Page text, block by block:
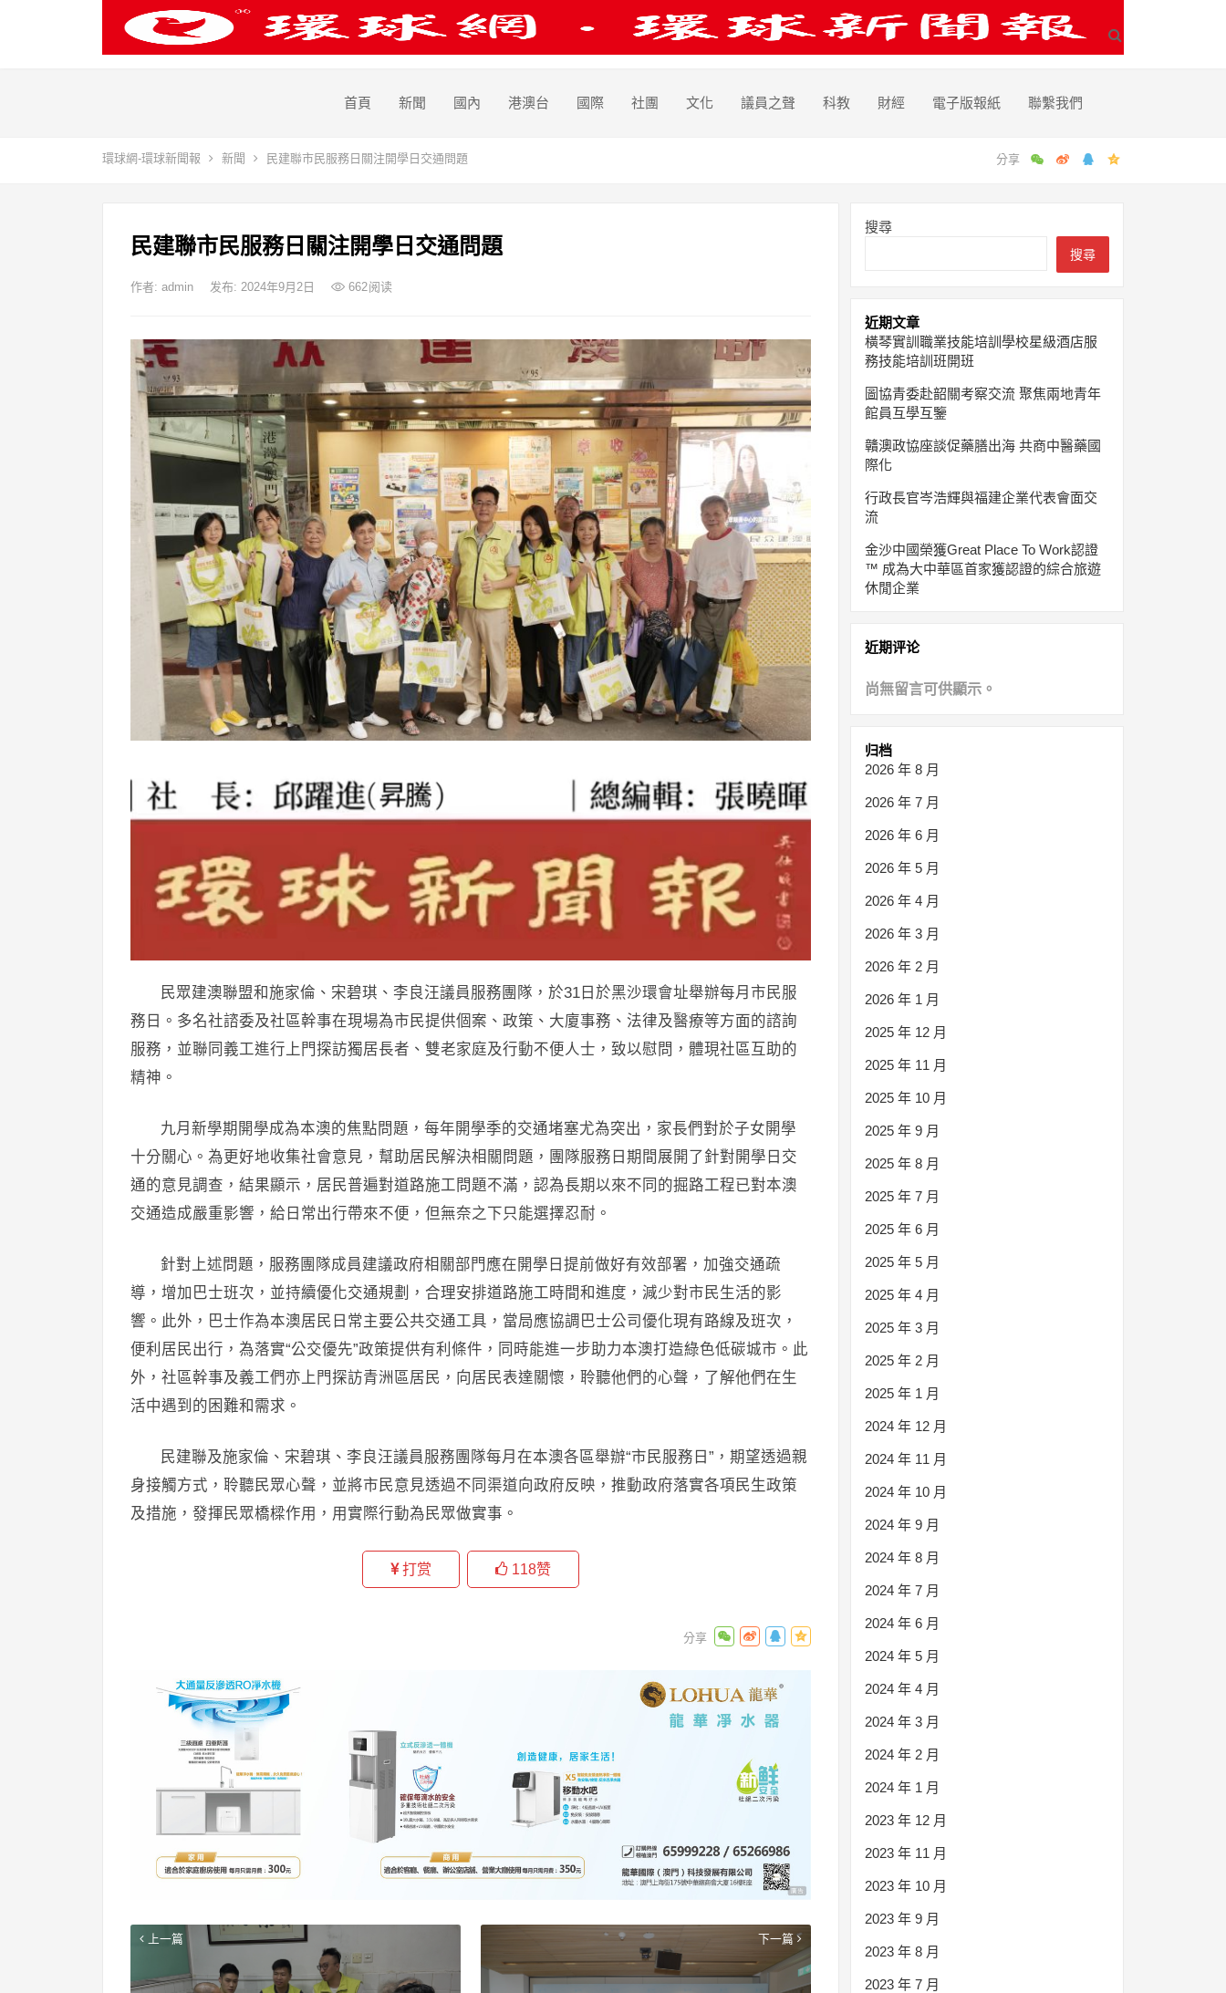
首頁 新聞 國內 港澳台 國際 社團 文化 議員之聲 科教 財經 電子版報紙 聯繫我們
環球網-環球新聞報 新聞 民建聯市民服務日關注開學日交通問題
民建聯市民服務日關注開學日交通問題
作者: admin 发布: 2024年9月2日 662阅读
民眾建澳聯盟和施家倫、宋碧琪、李良汪議員服務團隊，於31日於黑沙環會址舉辦每月市民服
務日。多名社諮委及社區幹事在現場為市民提供個案、政策、大廈事務、法律及醫療等方面的諮詢
服務，並聯同義工進行上門探訪獨居長者、雙老家庭及行動不便人士，致以慰問，體現社區互助的
精神。
九月新學期開學成為本澳的焦點問題，每年開學季的交通堵塞尤為突出，家長們對於子女開學
十分關心。為更好地收集社會意見，幫助居民解決相關問題，團隊服務日期間展開了針對開學日交
通的意見調查，結果顯示，居民普遍對道路施工問題不滿，認為長期以來不同的掘路工程已對本澳
交通造成嚴重影響，給日常出行帶來不便，但無奈之下只能選擇忍耐。
針對上述問題，服務團隊成員建議政府相關部門應在開學日提前做好有效部署，加強交通疏
導，增加巴士班次，並持續優化交通規劃，合理安排道路施工時間和進度，減少對市民生活的影
響。此外，巴士作為本澳居民日常主要公共交通工具，當局應協調巴士公司優化現有路線及班次，
便利居民出行，為落實“公交優先”政策提供有利條件，同時能進一步助力本澳打造綠色低碳城市。此
外，社區幹事及義工們亦上門探訪青洲區居民，向居民表達關懷，聆聽他們的心聲，了解他們在生
活中遇到的困難和需求。
民建聯及施家倫、宋碧琪、李良汪議員服務團隊每月在本澳各區舉辦“市民服務日”，期望透過親
身接觸方式，聆聽民眾心聲，並將市民意見透過不同渠道向政府反映，推動政府落實各項民生政策
及措施，發揮民眾橋樑作用，用實際行動為民眾做實事。
打赏 118赞
上一篇 下一篇
搜尋
搜尋
近期文章
橫琴實訓職業技能培訓學校星級酒店服
務技能培訓班開班
圖協青委赴韶關考察交流 聚焦兩地青年
館員互學互鑒
贛澳政協座談促藥膳出海 共商中醫藥國
際化
行政長官岑浩輝與福建企業代表會面交
流
金沙中國榮獲Great Place To Work認證
™ 成為大中華區首家獲認證的綜合旅遊
休閒企業
近期评论
尚無留言可供顯示。
归档
2026 年 8 月
2026 年 7 月
2026 年 6 月
2026 年 5 月
2026 年 4 月
2026 年 3 月
2026 年 2 月
2026 年 1 月
2025 年 12 月
2025 年 11 月
2025 年 10 月
2025 年 9 月
2025 年 8 月
2025 年 7 月
2025 年 6 月
2025 年 5 月
2025 年 4 月
2025 年 3 月
2025 年 2 月
2025 年 1 月
2024 年 12 月
2024 年 11 月
2024 年 10 月
2024 年 9 月
2024 年 8 月
2024 年 7 月
2024 年 6 月
2024 年 5 月
2024 年 4 月
2024 年 3 月
2024 年 2 月
2024 年 1 月
2023 年 12 月
2023 年 11 月
2023 年 10 月
2023 年 9 月
2023 年 8 月
2023 年 7 月